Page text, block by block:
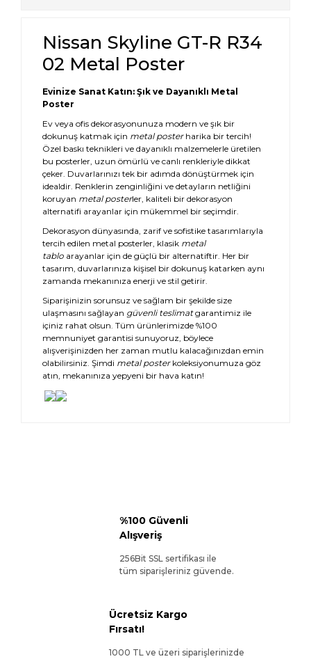
Nissan Skyline GT-R R34
02 Metal Poster
Evinize Sanat Katın: Şık ve Dayanıklı Metal
Poster
Ev veya ofis dekorasyonunuza modern ve şık bir
dokunuş katmak için metal posterharika bir tercih!
Özel baskı teknikleri ve dayanıklı malzemelerle üretilen
bu posterler, uzun ömürlü ve canlı renkleriyle dikkat
çeker. Duvarlarınızı tek bir adımda dönüştürmek için
idealdir. Renklerin zenginliğini ve detayların netliğini
koruyan metal posterler, kaliteli bir dekorasyon
alternatifi arayanlar için mükemmel bir seçimdir.
Dekorasyon dünyasında, zarif ve sofistike tasarımlarıyla
tercih edilen metal posterler, klasik metal
tablo arayanlar için de güçlü bir alternatiftir. Her bir
tasarım, duvarlarınıza kişisel bir dokunuş katarken aynı
zamanda mekanınıza enerji ve stil getirir.
Siparişinizin sorunsuz ve sağlam bir şekilde size
ulaşmasını sağlayan güvenli teslimatgarantimiz ile
içiniz rahat olsun. Tüm ürünlerimizde %100
memnuniyet garantisi sunuyoruz, böylece
alışverişinizden her zaman mutlu kalacağınızdan emin
olabilirsiniz. Şimdi metal posterkoleksiyonumuza göz
atın, mekanınıza yepyeni bir hava katın!
%100 Güvenli
Alışveriş
256Bit SSL sertifikası ile
tüm siparişleriniz güvende.
Ücretsiz Kargo
Fırsatı!
1000 TL ve üzeri siparişlerinizde